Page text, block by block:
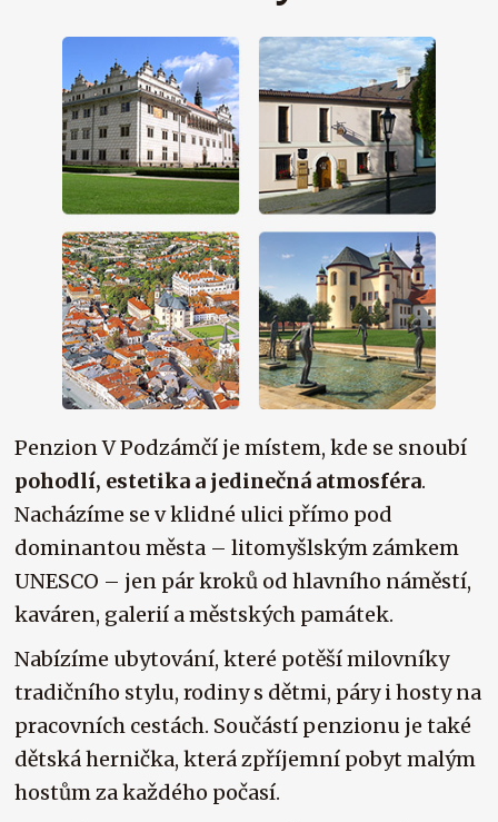
Penzion V Podzámčí je místem, kde se snoubí
pohodlí, estetika a jedinečná atmosféra.
Nacházíme se v klidné ulici přímo pod
dominantou města – litomyšlským zámkem
UNESCO – jen pár kroků od hlavního náměstí,
kaváren, galerií a městských památek.
Nabízíme ubytování, které potěší milovníky
tradičního stylu, rodiny s dětmi, páry i hosty na
pracovních cestách. Součástí penzionu je také
dětská hernička, která zpříjemní pobyt malým
hostům za každého počasí.